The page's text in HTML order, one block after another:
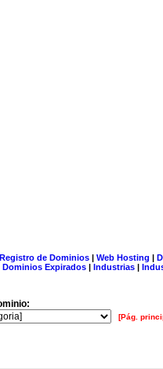
Registro de Dominios| Web Hosting |
Dominios Expirados | Industrias |
[Pág.